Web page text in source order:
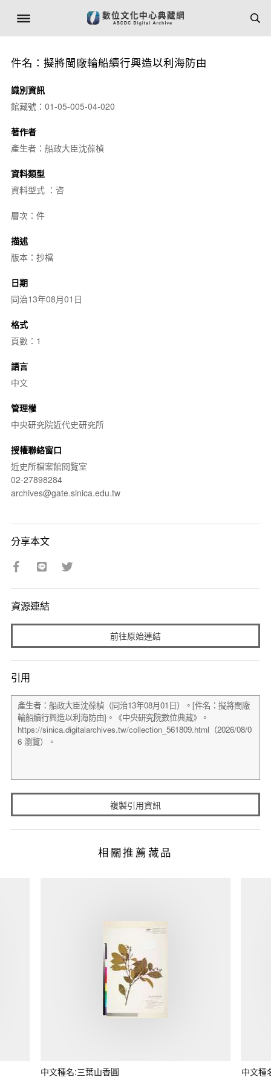
件名：擬將閩廠輪船續行興造以利海防由
識別資訊
館藏號：01-05-005-04-020
著作者
產生者：船政大臣沈葆楨
資料類型
資料型式 ：咨
層次：件
描述
版本：抄檔
日期
同治13年08月01日
格式
頁數：1
語言
中文
管理權
中央研究院近代史研究所
授權聯絡窗口
近史所檔案館閱覽室
02-27898284
archives@gate.sinica.edu.tw
分享本文
資源連結
前往原始連結
引用
複製引用資訊
相關推薦藏品
中文種名:三葉山香圓 中文種